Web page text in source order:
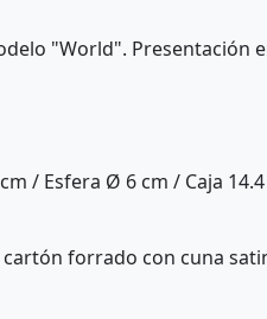
"World". Presentación
/ Esfera Ø 6 cm / Caja
cartón forrado con cuna